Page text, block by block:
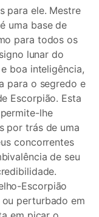
para ele. Mestre
uma base de
para todos os
lunar do
boa inteligência,
para o segredo e
Escorpião. Esta
lhe
por trás de uma
concorrentes
de seu
Escorpião
perturbado em